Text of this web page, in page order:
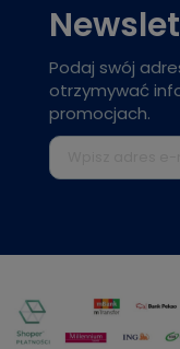
Podaj swój
otrzymywać
promocjach.